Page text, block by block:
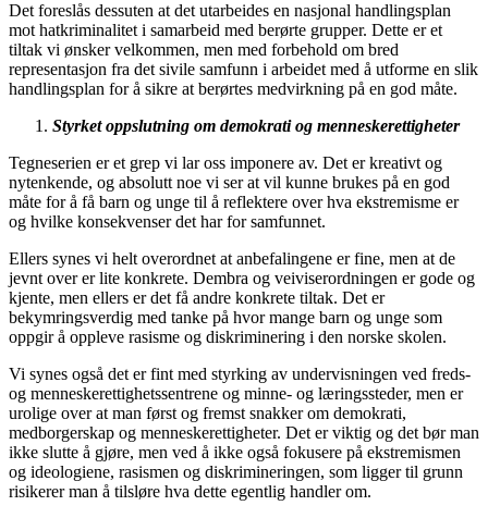
Det foreslås dessuten at det utarbeides en nasjonal handlingsplan
mot hatkriminalitet i samarbeid med berørte grupper. Dette er et
tiltak vi ønsker velkommen, men med forbehold om bred
representasjon fra det sivile samfunn i arbeidet med å utforme en slik
handlingsplan for å sikre at berørtes medvirkning på en god måte.
Styrket oppslutning om demokrati og menneskerettigheter
Tegneserien er et grep vi lar oss imponere av. Det er kreativt og
nytenkende, og absolutt noe vi ser at vil kunne brukes på en god
måte for å få barn og unge til å reflektere over hva ekstremisme er
og hvilke konsekvenser det har for samfunnet.
Ellers synes vi helt overordnet at anbefalingene er fine, men at de
jevnt over er lite konkrete. Dembra og veiviserordningen er gode og
kjente, men ellers er det få andre konkrete tiltak. Det er
bekymringsverdig med tanke på hvor mange barn og unge som
oppgir å oppleve rasisme og diskriminering i den norske skolen.
Vi synes også det er fint med styrking av undervisningen ved freds-
og menneskerettighetssentrene og minne- og læringssteder, men er
urolige over at man først og fremst snakker om demokrati,
medborgerskap og menneskerettigheter. Det er viktig og det bør man
ikke slutte å gjøre, men ved å ikke også fokusere på ekstremismen
og ideologiene, rasismen og diskrimineringen, som ligger til grunn
risikerer man å tilsløre hva dette egentlig handler om.